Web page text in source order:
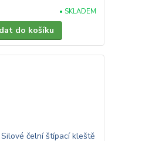
• SKLADEM
do košíku